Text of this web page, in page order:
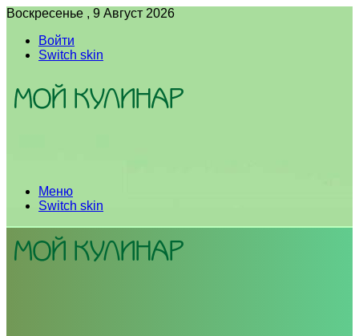
Воскресенье , 9 Август 2026
Войти
Switch skin
Меню
Switch skin